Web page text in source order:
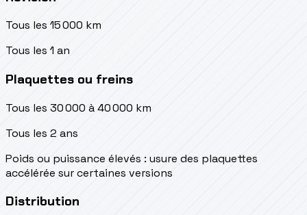
Tous les 15 000 km
Tous les 1 an
Plaquettes ou freins
Tous les 30 000 à 40 000 km
Tous les 2 ans
Poids ou puissance élevés : usure des plaquettes
accélérée sur certaines versions
Distribution